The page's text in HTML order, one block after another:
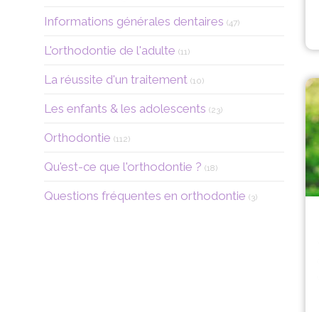
Informations générales dentaires (47)
L'orthodontie de l'adulte (11)
La réussite d'un traitement (10)
Les enfants & les adolescents (23)
Orthodontie (112)
Qu'est-ce que l'orthodontie ? (18)
Questions fréquentes en orthodontie (3) Articles Count